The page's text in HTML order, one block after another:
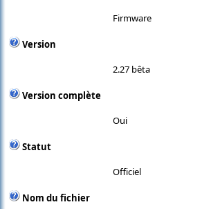
Firmware
Version
2.27 bêta
Version complète
Oui
Statut
Officiel
Nom du fichier